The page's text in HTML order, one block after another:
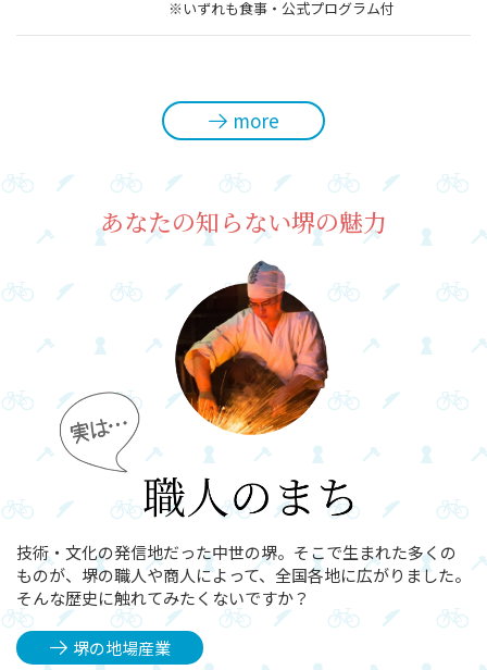
※いずれも食事・公式プログラム付
more
あなたの知らない堺の魅力
技術・文化の発信地だった中世の堺。そこで生まれた多くの
ものが、堺の職人や商人によって、全国各地に広がりました。
そんな歴史に触れてみたくないですか？
堺の地場産業